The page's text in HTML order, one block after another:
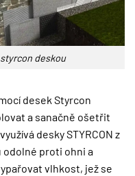
deskou
desek Styrcon
a sanačně ošetřit
desky STYRCON z
proti ohni a
vlhkost, jež se